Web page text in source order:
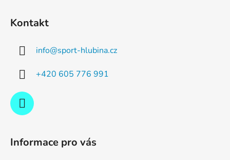
Kontakt
info@sport-hlubina.cz
+420 605 776 991
Informace pro vás